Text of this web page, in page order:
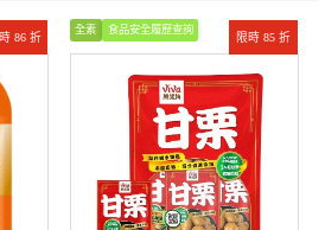
86 折 限時 85 折
全素 食品安全履歷查詢